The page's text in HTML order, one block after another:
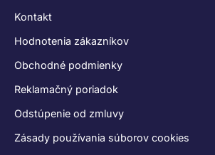
Kontakt
Hodnotenia zákazníkov
Obchodné podmienky
Reklamačný poriadok
Odstúpenie od zmluvy
Zásady používania súborov cookies